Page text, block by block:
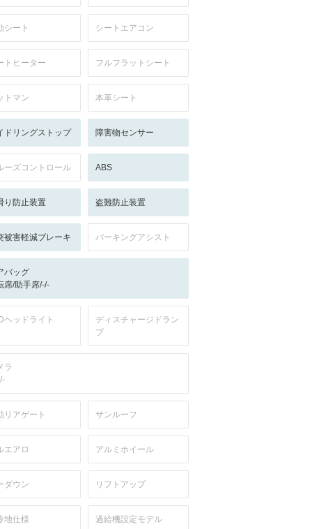
シート シートエアコン
トヒーター フルフラットシート
トマン 本革シート
ドリングストップ 障害物センサー
ーズコントロール ABS
り防止装置 盗難防止装置
被害軽減ブレーキ パーキングアシスト
バッグ
席/助手席/-/-
ヘッドライト
ディスチャージドラン
プ
ラ
リアゲート サンルーフ
エアロ アルミホイール
ダウン リフトアップ
地仕様 過給機設定モデル